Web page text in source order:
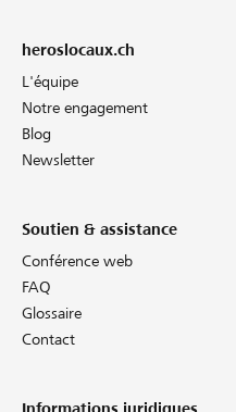
heroslocaux.ch
L'équipe
Notre engagement
Blog
Newsletter
Soutien & assistance
Conférence web
FAQ
Glossaire
Contact
Informations juridiques